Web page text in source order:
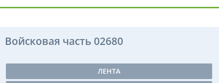
Войсковая часть 02680
ЛЕНТА